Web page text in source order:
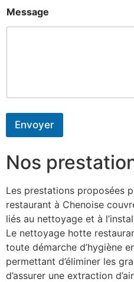
Message
Envoyer
Nos
Les prestations proposées
restaurant à Chenoise
liés au nettoyage et à
Le nettoyage hotte
toute démarche d’hygiène
permettant d’éliminer les
d’assurer une extraction